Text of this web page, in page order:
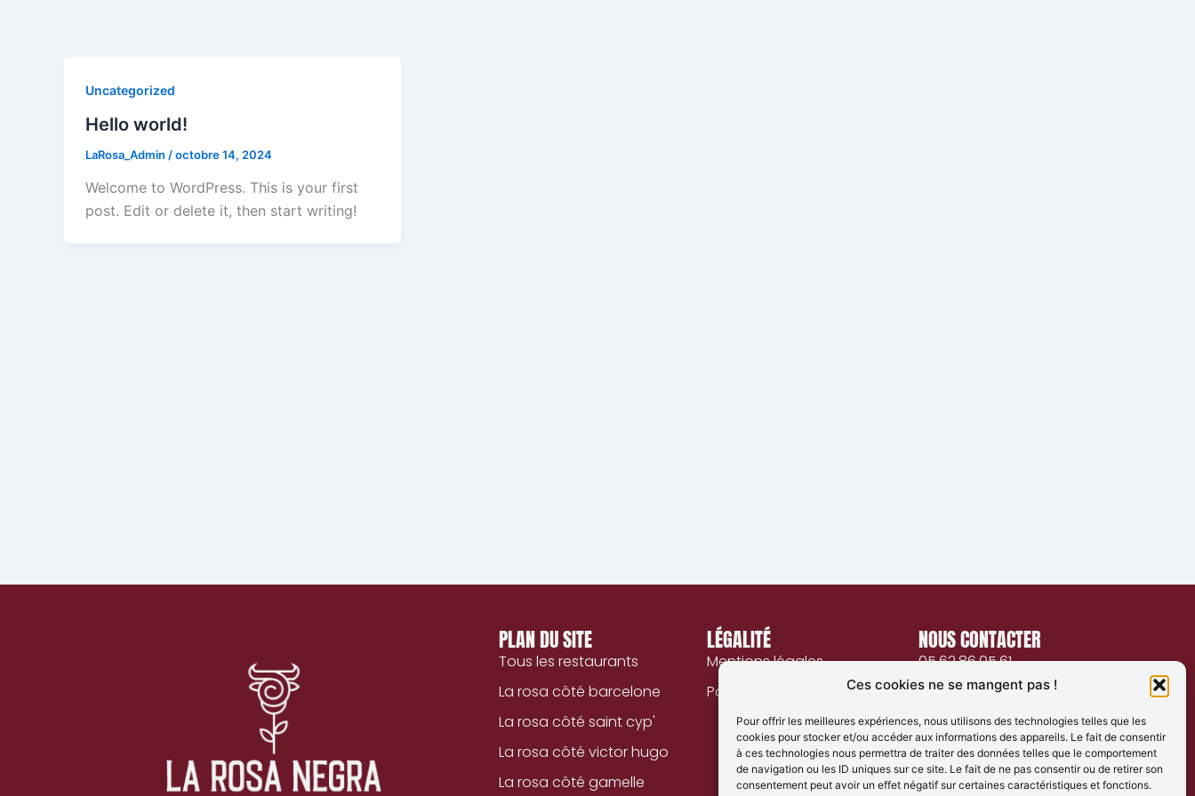
Ces cookies ne se mangent pas !
Pour offrir les meilleures expériences, nous utilisons des technologies telles que les
cookies pour stocker et/ou accéder aux informations des appareils. Le fait de consentir
à ces technologies nous permettra de traiter des données telles que le comportement
de navigation ou les ID uniques sur ce site. Le fait de ne pas consentir ou de retirer son
consentement peut avoir un effet négatif sur certaines caractéristiques et fonctions.
Uncategorized
Hello world!
LaRosa_Admin /octobre 14, 2024
Welcome to WordPress. This is your first
post. Edit or delete it, then start writing!
PLAN DU SITE
Tous les restaurants
La rosa côté barcelone
La rosa côté saint cyp'
La rosa côté victor hugo
La rosa côté gamelle
LÉGALITÉ
Mentions légales
Politique de confidentialité
NOUS CONTACTER
05.62.86.05.61
Instagram
Facebook
TikTok